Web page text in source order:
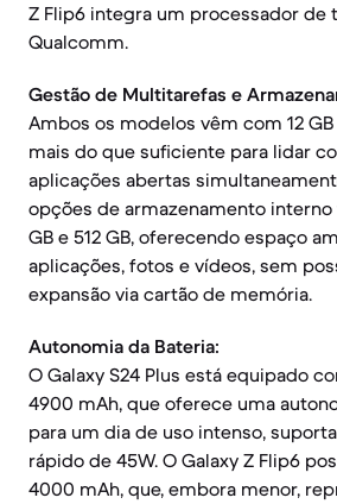
Z Flip6 integra um processador de
Qualcomm.
Gestão de Multitarefas e
Ambos os modelos vêm com 12
mais do que suficiente para lidar
aplicações abertas
opções de armazenamento
GB e 512 GB, oferecendo espaço
aplicações, fotos e vídeos, sem
expansão via cartão de memória.
Autonomia da Bateria:
O Galaxy S24 Plus está equipado
4900 mAh, que oferece uma
para um dia de uso intenso,
rápido de 45W. O Galaxy Z Flip6
4000 mAh, que, embora menor,